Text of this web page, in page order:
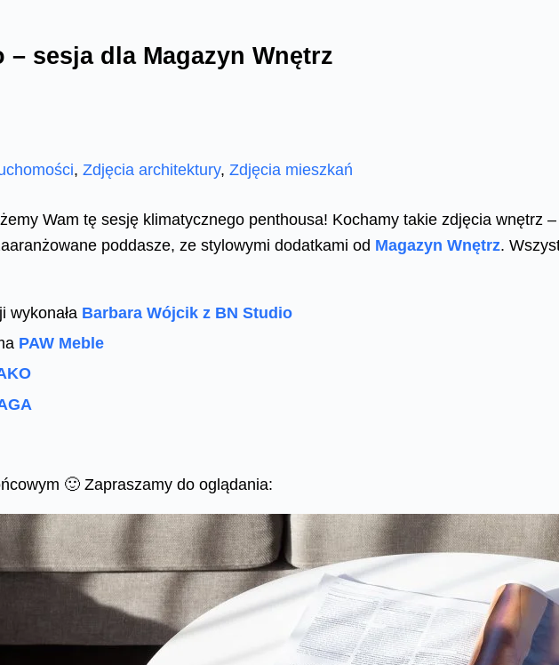
sesja dla Magazyn Wnętrz
, Zdjęcia architektury, Zdjęcia mieszkań
Wam tę sesję klimatycznego penthousa! Kochamy takie zdjęcia wnętrz
poddasze, ze stylowymi dodatkami od Magazyn Wnętrz.
wykonała Barbara Wójcik z BN Studio
PAW Meble
🙂 Zapraszamy do oglądania: